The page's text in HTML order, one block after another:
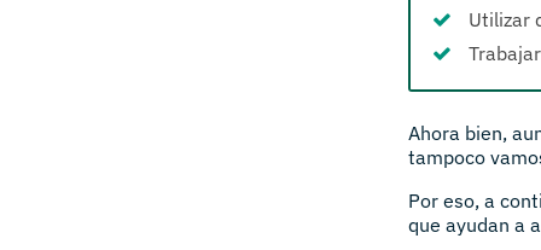
Utilizar
Ahora bien,
tampoco
Por eso, a
que ayudan a